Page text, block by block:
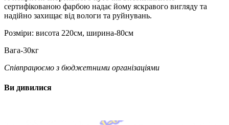
сертифікованою фарбою надає йому яскравого вигляду та
надійно захищає від вологи та руйнувань.
Розміри: висота 220см, ширина-80см
Вага-30кг
Співпрацюємо з бюджетними організаціями
Ви дивилися